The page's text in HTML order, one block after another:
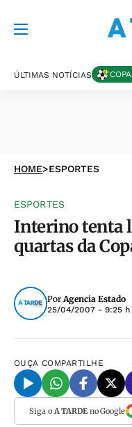
ÚLTIMAS NOTÍCIAS
HOME>ESPORTES
ESPORTES
Interino tenta
quartas da
PorAgencia Estado
25/04/2007 - 9:25 h
OUÇA COMPARTILHE
Siga o A TARDEno Google